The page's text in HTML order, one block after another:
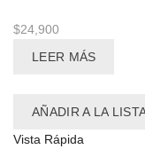
$24,900
LEER MÁS
AÑADIR A LA
Vista Rápida